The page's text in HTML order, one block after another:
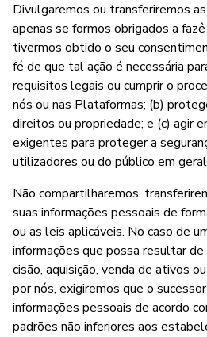
Divulgaremos ou transferiremos
apenas se formos obrigados a
tivermos obtido o seu
fé de que tal ação é necessária
requisitos legais ou cumprir o
nós ou nas Plataformas; (b)
direitos ou propriedade; e (c) agir
exigentes para proteger a
utilizadores ou do público em
Não compartilharemos,
suas informações pessoais de
ou as leis aplicáveis. No caso de
informações que possa resultar
cisão, aquisição, venda de ativos
por nós, exigiremos que o
informações pessoais de acordo
padrões não inferiores aos